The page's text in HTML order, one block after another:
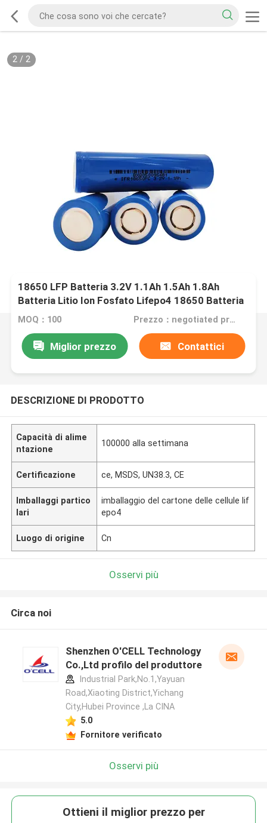
2/ 2
18650 LFP Batteria 3.2V 1.1Ah 1.5Ah 1.8Ah
Batteria Litio Ion Fosfato Lifepo4 18650 Batteria
Litio Ion
MOQ：100 Prezzo：negotiated price
Miglior prezzo Contattici
DESCRIZIONE DI PRODOTTO
Capacità di alime
ntazione
100000 alla settimana
Certificazione ce, MSDS, UN38.3, CE
Imballaggi partico
lari
imballaggio del cartone delle cellule lif
epo4
Luogo di origine Cn
Osservi più
Circa noi
Shenzhen O'CELL Technology
Co.,Ltd profilo del produttore
Industrial Park,No.1,Yayuan
Road,Xiaoting District,Yichang
City,Hubei Province ,La CINA
5.0
Fornitore verificato
Osservi più
Ottieni il miglior prezzo per